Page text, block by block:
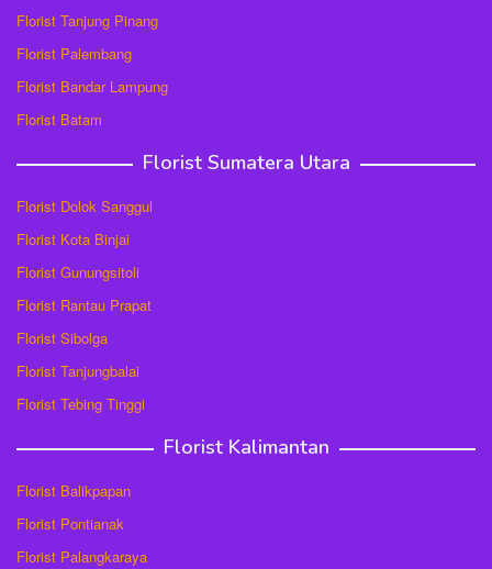
Florist Tanjung Pinang
Florist Palembang
Florist Bandar Lampung
Florist Batam
Florist Sumatera Utara
Florist Dolok Sanggul
Florist Kota Binjai
Florist Gunungsitoli
Florist Rantau Prapat
Florist Sibolga
Florist Tanjungbalai
Florist Tebing Tinggi
Florist Kalimantan
Florist Balikpapan
Florist Pontianak
Florist Palangkaraya